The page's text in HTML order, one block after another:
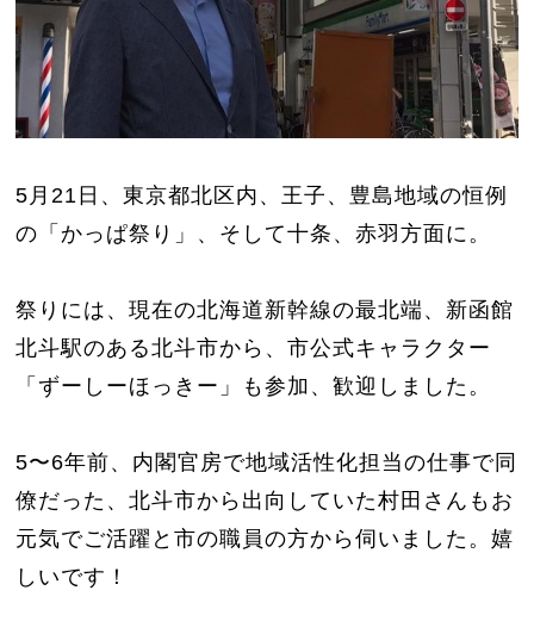
5月21日、東京都北区内、王子、豊島地域の恒例
の「かっぱ祭り」、そして十条、赤羽方面に。
祭りには、現在の北海道新幹線の最北端、新函館
北斗駅のある北斗市から、市公式キャラクター
「ずーしーほっきー」も参加、歓迎しました。
5〜6年前、内閣官房で地域活性化担当の仕事で同
僚だった、北斗市から出向していた村田さんもお
元気でご活躍と市の職員の方から伺いました。嬉
しいです！